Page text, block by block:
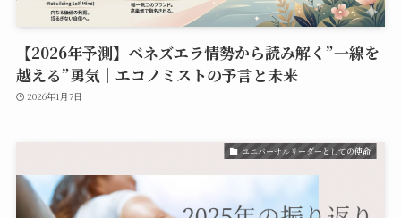
【2026年予測】ベネズエラ情勢から読み解く”一線を
越える”勇気｜エコノミストの予言と未来
2026年1月7日
ユニバーサルリーダーとしての使命